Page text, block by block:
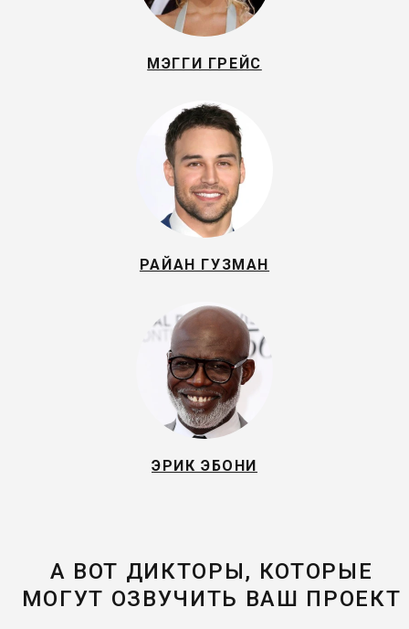
МЭГГИ ГРЕЙС
РАЙАН ГУЗМАН
ЭРИК ЭБОНИ
А ВОТ ДИКТОРЫ, КОТОРЫЕ
МОГУТ ОЗВУЧИТЬ ВАШ ПРОЕКТ